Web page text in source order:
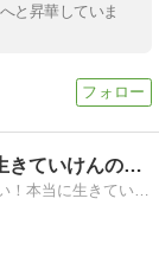
と昇華していま
老後の資金が不安です。〜俺たち、生きていけんの！？〜
老後の資金不足問題がどうしても解消できない！本当に生きていけんの！？この恐怖から抜け出すために必死の勉強＆対策を始めました！少しずつ希望の光も見えてきた！かも？